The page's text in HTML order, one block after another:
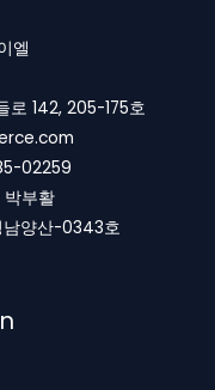
엘
로 142, 205-175호
02259
부활
남양산-0343호